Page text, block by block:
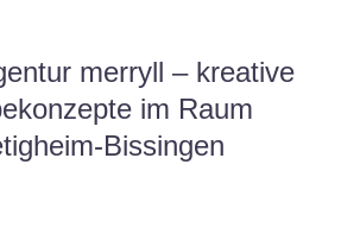
merryll – kreative
im Raum
Bissingen